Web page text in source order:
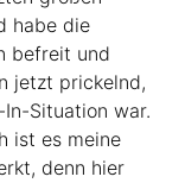
habe die
befreit und
jetzt prickelnd,
Situation war.
ist es meine
denn hier